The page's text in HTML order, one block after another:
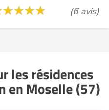
(6 avis)
les résidences
en Moselle (57)